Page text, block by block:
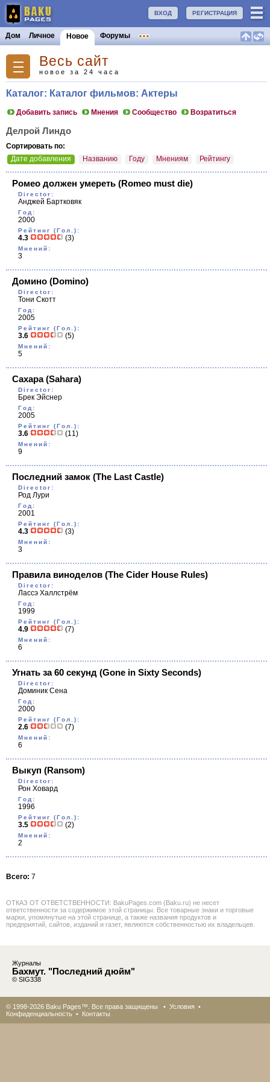
РЕГИСТРАЦИЯ
ВХОД
Дом Личное Новое Форумы
Весь сайт
новое за 24 часа
Каталог: Каталог фильмов: Актеры
Добавить запись Мнения Сообщество Возратиться
Делрой Линдо
Сортировать по:
Дате добавления
Названию Году Мнениям Рейтингу
Ромео должен умереть (Romeo must die)
Director:
Анджей Бартковяк
Год:
2000
Рейтинг (Гол.):
4.3 (3)
Мнений:
3
Домино (Domino)
Director:
Тони Скотт
Год:
2005
Рейтинг (Гол.):
3.6 (5)
Мнений:
5
Сахара(Sahara)
Director:
Брек Эйснер
Год:
2005
Рейтинг (Гол.):
3.6 (11)
Мнений:
9
Последний замок (The Last Castle)
Director:
Род Лури
Год:
2001
Рейтинг (Гол.):
4.3 (3)
Мнений:
3
Правила виноделов (The Cider House Rules)
Director:
Лассэ Халлстрём
Год:
1999
Рейтинг (Гол.):
4.9 (7)
Мнений:
6
Угнать за 60 секунд (Gone in Sixty Seconds)
Director:
Доминик Сена
Год:
2000
Рейтинг (Гол.):
2.6 (7)
Мнений:
6
Выкуп (Ransom)
Director:
Рон Ховард
Год:
1996
Рейтинг (Гол.):
3.5 (2)
Мнений:
2
Всего: 7
ОТКАЗ ОТ ОТВЕТСТВЕННОСТИ: BakuPages.com (Baku.ru) не несет
ответственности за содержимое этой страницы. Все товарные знаки и торговые
марки, упомянутые на этой странице, а также названия продуктов и
предприятий, сайтов, изданий и газет, являются собственностью их владельцев.
Журналы
Бахмут. "Последний дюйм"
© SIG338
© 1998-2026 Baku Pages™. Все права защищены • Условия •
Конфиденциальность • Контакты